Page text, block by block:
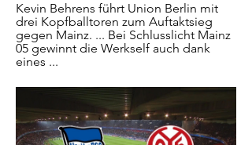
Kevin Behrens führt Union Berlin mit
drei Kopfballtoren zum Auftaktsieg
gegen Mainz. ... Bei Schlusslicht Mainz
05 gewinnt die Werkself auch dank
eines ...